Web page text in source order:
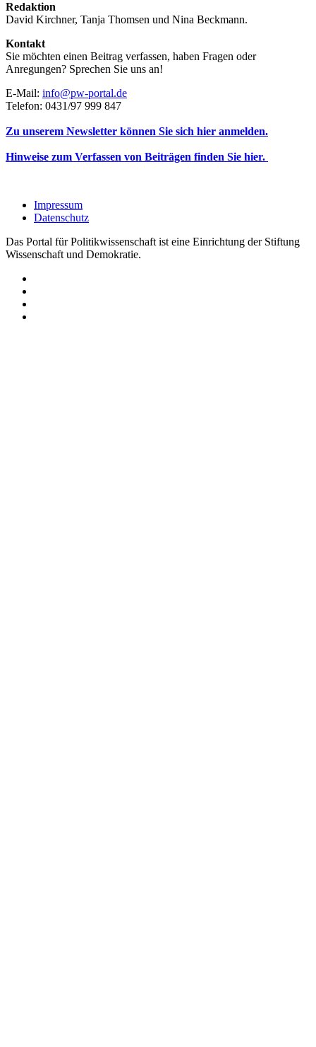
Redaktion
David Kirchner, Tanja Thomsen und Nina Beckmann.
Kontakt
Sie möchten einen Beitrag verfassen, haben Fragen oder
Anregungen? Sprechen Sie uns an!
E-Mail: info@pw-portal.de
Telefon: 0431/97 999 847
Zu unserem Newsletter können Sie sich hier anmelden.
Hinweise zum Verfassen von Beiträgen finden Sie hier.
Impressum
Datenschutz
Das Portal für Politikwissenschaft ist eine Einrichtung der Stiftung
Wissenschaft und Demokratie.